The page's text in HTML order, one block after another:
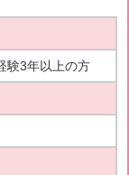
験3年以上の方